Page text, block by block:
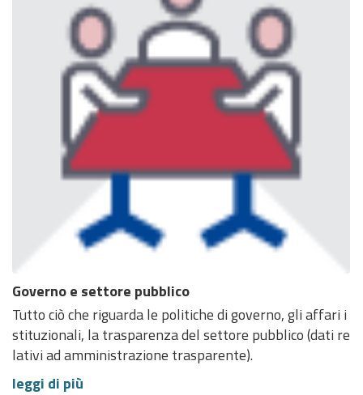
Governo e settore pubblico
Tutto ciò che riguarda le politiche di governo, gli affari i
stituzionali, la trasparenza del settore pubblico (dati re
lativi ad amministrazione trasparente).
leggi di più